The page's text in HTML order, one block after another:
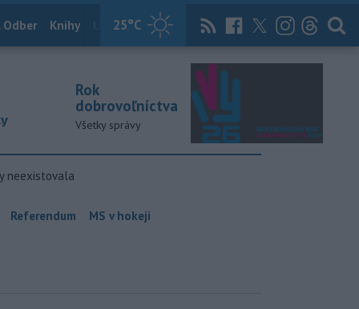
25°C
Odber Knihy Útulkovo Magazín News Now Archív
Rok
dobrovoľníctva
Všetky správy
neexistovala
Referendum MS v hokeji